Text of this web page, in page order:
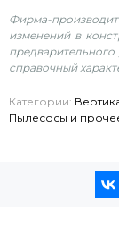
Фирма-
изменений в
справочный
Категории:
Пылесосы и